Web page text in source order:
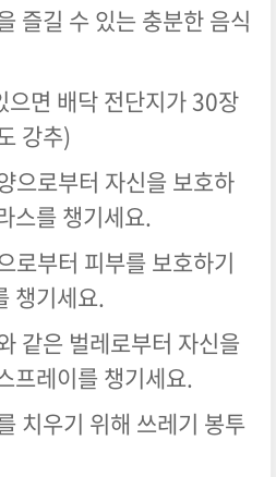
즐길 수 있는 충분한 음식
으면 배닥 전단지가 30장
강추)
으로부터 자신을 보호하
스를 챙기세요.
로부터 피부를 보호하기
챙기세요.
같은 벌레로부터 자신을
프레이를 챙기세요.
치우기 위해 쓰레기 봉투